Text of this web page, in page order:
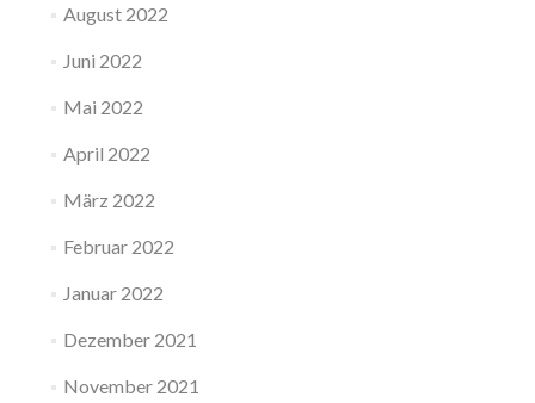
August 2022
Juni 2022
Mai 2022
April 2022
März 2022
Februar 2022
Januar 2022
Dezember 2021
November 2021